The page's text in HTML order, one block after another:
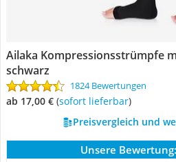
Ailaka Kompressionsstrümpfe
schwarz
1824 Bewertungen
ab 17,00 € ( Sofort lieferbar)
Preisvergleich und
Unsere Bewertung: